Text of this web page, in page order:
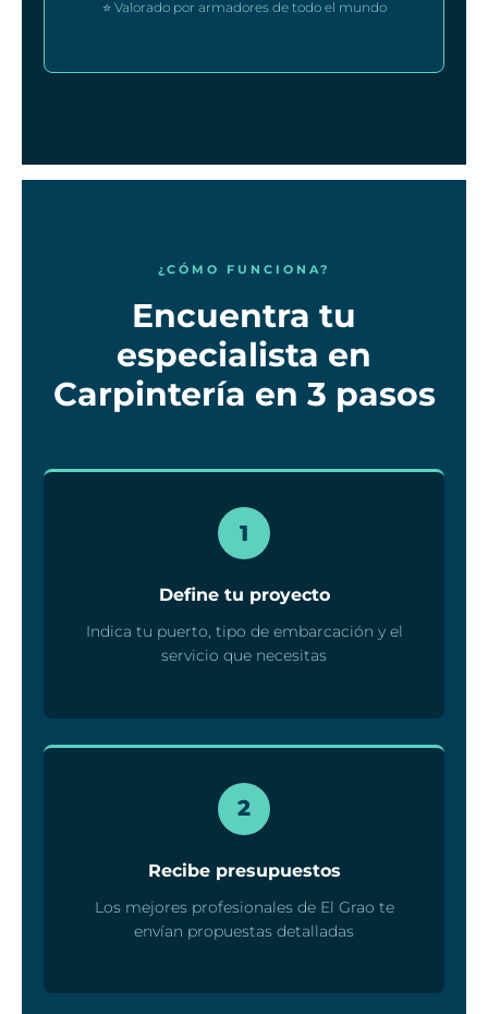
⭐ Valorado por armadores de todo el mundo
¿CÓMO FUNCIONA?
Encuentra tu
especialista en
Carpintería en 3 pasos
1
Define tu proyecto
Indica tu puerto, tipo de embarcación y el
servicio que necesitas
2
Recibe presupuestos
Los mejores profesionales de El Grao te
envían propuestas detalladas